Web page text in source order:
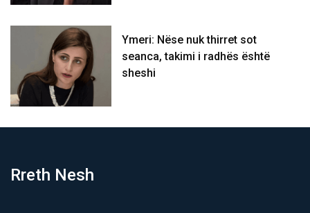
Ymeri: Nëse nuk thirret sot
seanca, takimi i radhës është
sheshi
Rreth Nesh